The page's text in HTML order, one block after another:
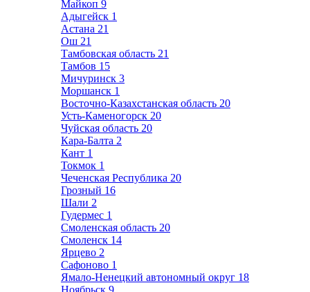
Майкоп 9
Адыгейск 1
Астана 21
Ош 21
Тамбовская область 21
Тамбов 15
Мичуринск 3
Моршанск 1
Восточно-Казахстанская область 20
Усть-Каменогорск 20
Чуйская область 20
Кара-Балта 2
Кант 1
Токмок 1
Чеченская Республика 20
Грозный 16
Шали 2
Гудермес 1
Смоленская область 20
Смоленск 14
Ярцево 2
Сафоново 1
Ямало-Ненецкий автономный округ 18
Ноябрьск 9